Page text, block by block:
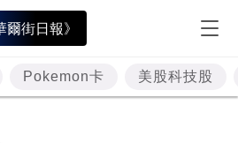
街日報》
Pokemon卡 美股科技股